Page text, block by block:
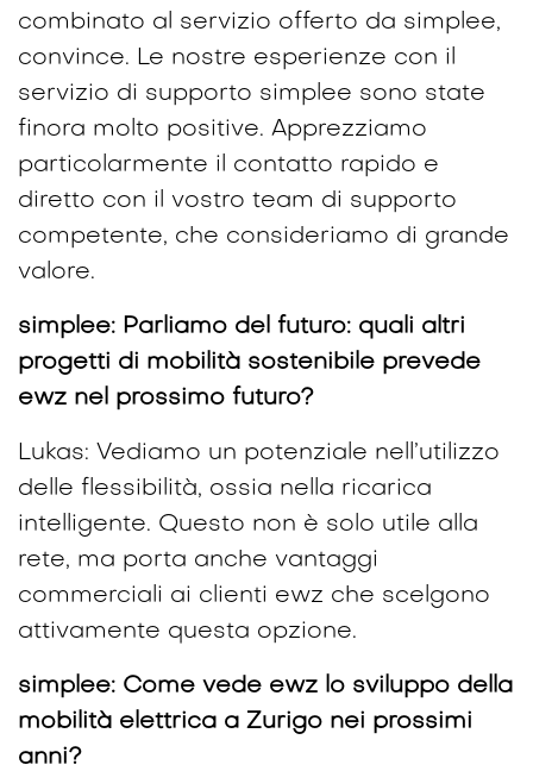
combinato al servizio offerto da simplee,
convince. Le nostre esperienze con il
servizio di supporto simplee sono state
finora molto positive. Apprezziamo
particolarmente il contatto rapido e
diretto con il vostro team di supporto
competente, che consideriamo di grande
valore.
simplee: Parliamo del futuro: quali altri
progetti di mobilità sostenibile prevede
ewz nel prossimo futuro?
Lukas: Vediamo un potenziale nell’utilizzo
delle flessibilità, ossia nella ricarica
intelligente. Questo non è solo utile alla
rete, ma porta anche vantaggi
commerciali ai clienti ewz che scelgono
attivamente questa opzione.
simplee: Come vede ewz lo sviluppo della
mobilità elettrica a Zurigo nei prossimi
anni?